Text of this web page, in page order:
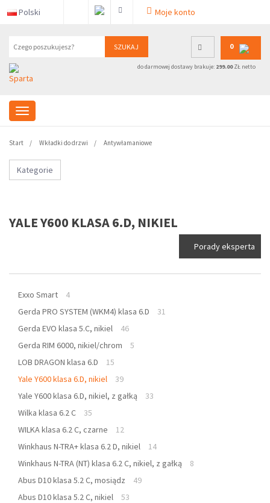
Polski Moje konto
SZUKAJ 0
do darmowej dostawy brakuje: 299.00ZŁ netto
Start Wkładki do drzwi Antywłamaniowe
Kategorie
YALE Y600 KLASA 6.D, NIKIEL
Porady eksperta
Exxo Smart
4
Gerda PRO SYSTEM (WKM4) klasa 6.D
31
Gerda EVO klasa 5.C, nikiel
46
Gerda RIM 6000, nikiel/chrom
5
LOB DRAGON klasa 6.D
15
Yale Y600 klasa 6.D, nikiel
39
Yale Y600 klasa 6.D, nikiel, z gałką
33
Wilka klasa 6.2 C
35
WILKA klasa 6.2 C, czarne
12
Winkhaus N-TRA+ klasa 6.2 D, nikiel
14
Winkhaus N-TRA (NT) klasa 6.2 C, nikiel, z gałką
8
Abus D10 klasa 5.2 C, mosiądz
49
Abus D10 klasa 5.2 C, nikiel
53